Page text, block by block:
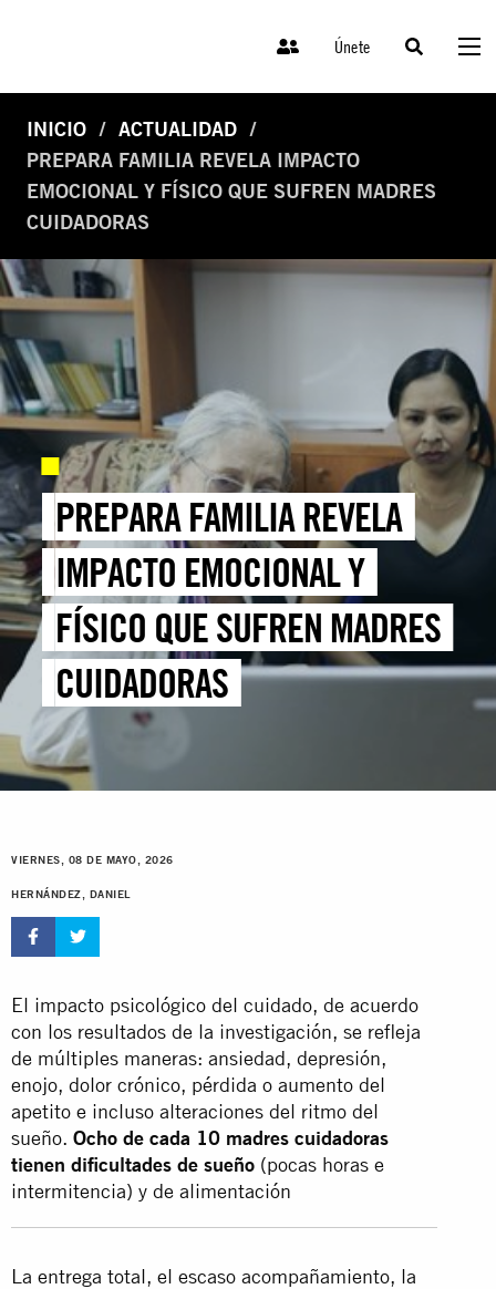
Únete
INICIO
ACTUALIDAD
PREPARA FAMILIA REVELA IMPACTO
EMOCIONAL Y FÍSICO QUE SUFREN MADRES
CUIDADORAS
PREPARA FAMILIA REVELA
IMPACTO EMOCIONAL Y
FÍSICO QUE SUFREN MADRES
CUIDADORAS
VIERNES, 08 DE MAYO, 2026
HERNÁNDEZ, DANIEL
El impacto psicológico del cuidado, de acuerdo
con los resultados de la investigación, se refleja
de múltiples maneras: ansiedad, depresión,
enojo, dolor crónico, pérdida o aumento del
apetito e incluso alteraciones del ritmo del
sueño. Ocho de cada 10 madres cuidadoras
tienen dificultades de sueño (pocas horas e
intermitencia) y de alimentación
La entrega total, el escaso acompañamiento, la